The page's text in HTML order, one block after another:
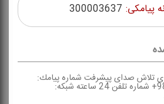
تلاش صدای پیشرفت شماره پیامك:
98300003637+ شماره تلفن 24 ساعته شبكه:
پیامکی: 300003637